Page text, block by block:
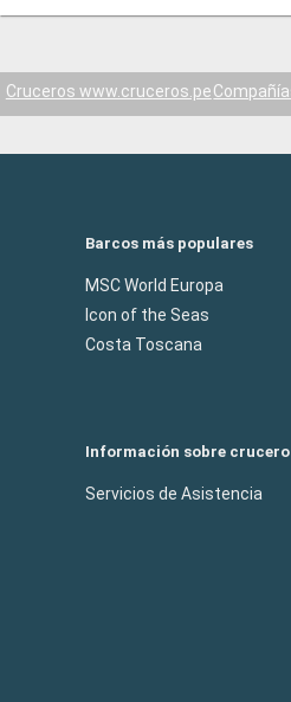
Cruceros www.cruceros.pe
Barcos más populares
MSC World Europa
Icon of the Seas
Costa Toscana
Información sobre crucero
Servicios de Asistencia